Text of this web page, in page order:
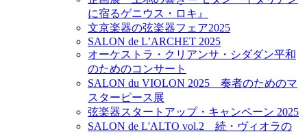
に宿るゲニウス・ロキ』
文京楽器の弦楽器フェア2025
SALON de L’ARCHET 2025
オーケストラ・クリアンサ・シダダン平和
のためのコンサート
SALON du VIOLON 2025 奏者のためのマ
スターピース展
弦楽器スタートアップ・キャンペーン 2025
SALON de L'ALTO vol.2 続・ヴィオラの